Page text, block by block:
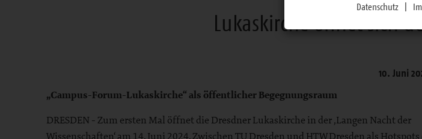
Lukaskirche öffnet sich
10. Juni
„Campus-Forum-Lukaskirche“ als öffentlicher Begegnungsraum
DRESDEN - Zum ersten Mal öffnet die Dresdner Lukaskirche in der ‚Langen Nacht der
Wissenschaften‘ am 14. Juni 2024. Zwischen TU Dresden und HTW Dresden als Hotspots
Datenschutz